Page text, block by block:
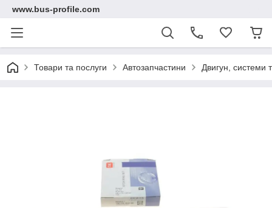
Підписка на сповіщення
Дозвольте сайту відправляти вам сповіщення на робочий стіл.
Powered by SendPulse
www.bus-profile.com
Товари та послуги Автозапчастини Двигун, системи